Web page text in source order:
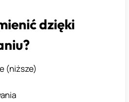
dzięki
(niższe)